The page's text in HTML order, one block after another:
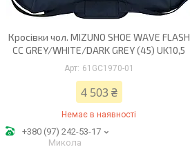
Кросівки чол. MIZUNO SHOE WAVE FLASH
CC GREY/WHITE/DARK GREY (45) UK10,5
61GC1970-01
4 503 ₴
Немає в наявності
+380 (97) 242-53-17
Микола